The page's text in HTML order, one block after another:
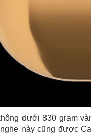
dưới 830 gram
này cũng được